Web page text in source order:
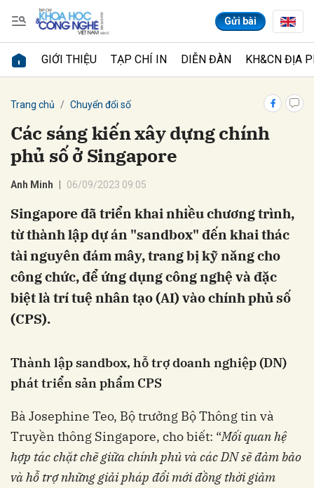
Gửi bài
GIỚI THIỆU TẠP CHÍ IN DIỄN ĐÀN KH&CN ĐỊA
Trang chủ Chuyển đổi số
Các sáng kiến xây dựng chính
phủ số ở Singapore
Anh Minh 06/09/2023 09:05
Singapore đã triển khai nhiều chương trình,
từ thành lập dự án "sandbox" đến khai thác
tài nguyên đám mây, trang bị kỹ năng cho
công chức, để ứng dụng công nghệ và đặc
biệt là trí tuệ nhân tạo (AI) vào chính phủ số
(CPS).
Thành lập sandbox, hỗ trợ doanh nghiệp (DN)
phát triển sản phẩm CPS
Bà Josephine Teo, Bộ trưởng Bộ Thông tin và
Truyền thông Singapore, cho biết: “Mối quan hệ
hợp tác chặt chẽ giữa chính phủ và các DN sẽ đảm bảo
và hỗ trợ những giải pháp đổi mới đồng thời giảm
Gửi bình luận
Hủy Gửi